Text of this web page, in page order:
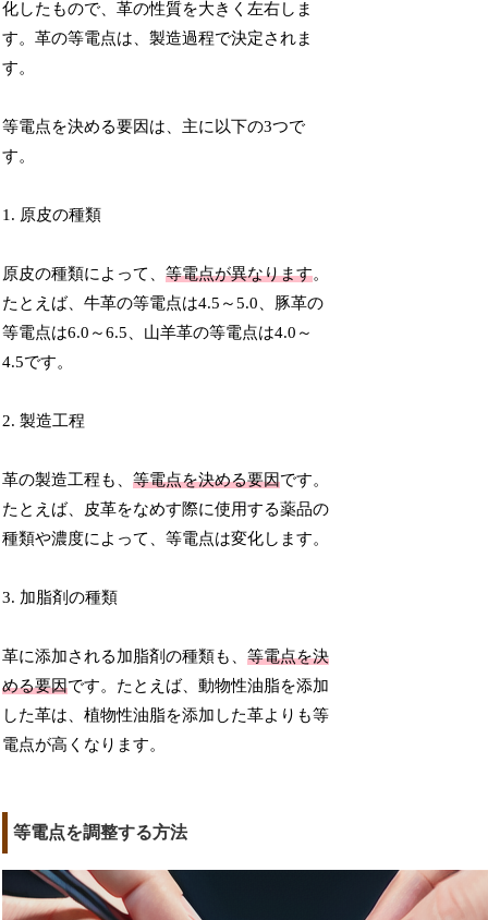
化したもので、革の性質を大きく左右しま
す。革の等電点は、製造過程で決定されま
す。
等電点を決める要因は、主に以下の3つで
す。
1. 原皮の種類
原皮の種類によって、等電点が異なります。
たとえば、牛革の等電点は4.5～5.0、豚革の
等電点は6.0～6.5、山羊革の等電点は4.0～
4.5です。
2. 製造工程
革の製造工程も、等電点を決める要因です。
たとえば、皮革をなめす際に使用する薬品の
種類や濃度によって、等電点は変化します。
3. 加脂剤の種類
革に添加される加脂剤の種類も、等電点を決
める要因です。たとえば、動物性油脂を添加
した革は、植物性油脂を添加した革よりも等
電点が高くなります。
等電点を調整する方法